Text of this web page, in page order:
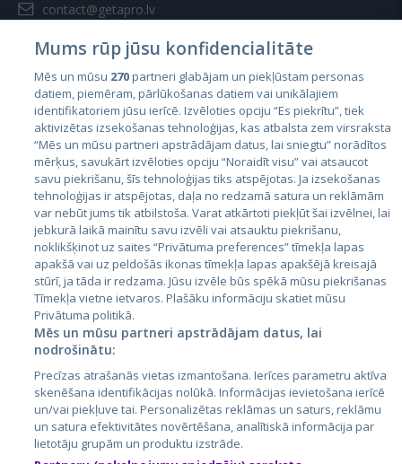
contact@getapro.lv
Страны
Эстония
Латвия
Литва
City24.lv
City24.ee
GetaPro.lv
GetaPro.ee
Skelbiu.lt
CVbankas.lt
Kainos.lt
Paslaugos.lt
auto24.ee
Mums rūp jūsu konfidencialitāte
Mēs un mūsu 270partneri glabājam un piekļūstam personas
datiem, piemēram, pārlūkošanas datiem vai unikālajiem
identifikatoriem jūsu ierīcē. Izvēloties opciju “Es piekrītu”, tiek
aktivizētas izsekošanas tehnoloģijas, kas atbalsta zem virsraksta
“Mēs un mūsu partneri apstrādājam datus, lai sniegtu” norādītos
mērķus, savukārt izvēloties opciju “Noraidīt visu” vai atsaucot
savu piekrišanu, šīs tehnoloģijas tiks atspējotas. Ja izsekošanas
tehnoloģijas ir atspējotas, daļa no redzamā satura un reklāmām
var nebūt jums tik atbilstoša. Varat atkārtoti piekļūt šai izvēlnei, lai
jebkurā laikā mainītu savu izvēli vai atsauktu piekrišanu,
noklikšķinot uz saites “Privātuma preferences” tīmekļa lapas
apakšā vai uz peldošās ikonas tīmekļa lapas apakšējā kreisajā
stūrī, ja tāda ir redzama. Jūsu izvēle būs spēkā mūsu piekrišanas
Tīmekļa vietne ietvaros. Plašāku informāciju skatiet mūsu
Privātuma politikā.
Mēs un mūsu partneri apstrādājam datus, lai
nodrošinātu:
Precīzas atrašanās vietas izmantošana. Ierīces parametru aktīva
skenēšana identifikācijas nolūkā. Informācijas ievietošana ierīcē
un/vai piekļuve tai. Personalizētas reklāmas un saturs, reklāmu
un satura efektivitātes novērtēšana, analītiskā informācija par
lietotāju grupām un produktu izstrāde.